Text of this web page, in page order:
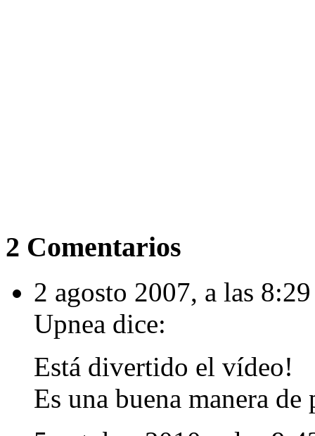
2 Comentarios
2 agosto 2007, a las 8:29
Upnea dice:
Está divertido el vídeo!
Es una buena manera